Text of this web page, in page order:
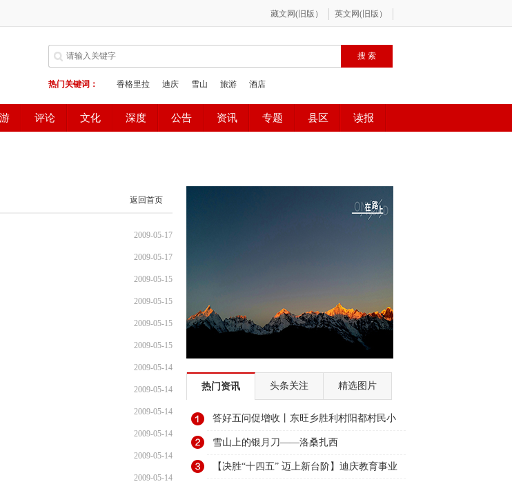
返回首页
2009-05-17
2009-05-17
2009-05-15
2009-05-15
2009-05-15
2009-05-15
2009-05-14
2009-05-14
2009-05-14
2009-05-14
2009-05-14
2009-05-14
热门资讯 头条关注 精选图片
答好五问促增收丨东旺乡胜利村阳都村民小
组：葡萄产业铺就“甜蜜”增收路
雪山上的银月刀——洛桑扎西
【决胜“十四五” 迈上新台阶】迪庆教育事业